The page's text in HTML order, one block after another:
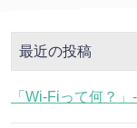
最近の投稿
「Wi-Fiって何？